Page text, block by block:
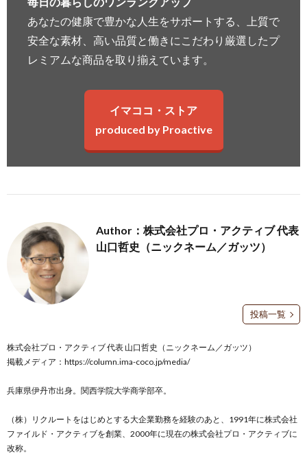
あなたの健康で豊かな人生をサポートする、上質で
安全な素材、高い品質と働きにこだわり厳選したプ
レミアムな商品を取り揃えています。
イマココ・ストア
produced by Proactive
Author：株式会社プロ・アクティブ 代表
山口哲史（ニックネーム／ガッツ）
投稿一覧
株式会社プロ・アクティブ 代表 山口哲史（ニックネーム／ガッツ）
掲載メディア： https://column.ima-coco.jp/media/
兵庫県伊丹市出身。関西学院大学商学部卒。
（株）リクルートをはじめとする大企業勤務を経験のあと、1991年に株式会社
ファイルド・アクティブを創業、2000年に現在の株式会社プロ・アクティブに
改称。